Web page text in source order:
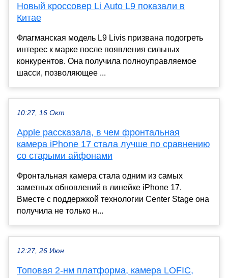
Новый кроссовер Li Auto L9 показали в
Китае
Флагманская модель L9 Livis призвана подогреть
интерес к марке после появления сильных
конкурентов. Она получила полноуправляемое
шасси, позволяющее ...
10:27, 16 Окт
Apple рассказала, в чем фронтальная
камера iPhone 17 стала лучше по сравнению
со старыми айфонами
Фронтальная камера стала одним из самых
заметных обновлений в линейке iPhone 17.
Вместе с поддержкой технологии Center Stage она
получила не только н...
12:27, 26 Июн
Топовая 2-нм платформа, камера LOFIC,